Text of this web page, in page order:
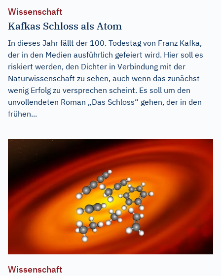
Wissenschaft
Kafkas Schloss als Atom
In dieses Jahr fällt der 100. Todestag von Franz Kafka,
der in den Medien ausführlich gefeiert wird. Hier soll es
riskiert werden, den Dichter in Verbindung mit der
Naturwissenschaft zu sehen, auch wenn das zunächst
wenig Erfolg zu versprechen scheint. Es soll um den
unvollendeten Roman „Das Schloss“ gehen, der in den
frühen...
Wissenschaft